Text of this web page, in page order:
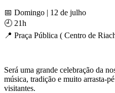
📅 Domingo | 12 de julho
🕘 21h
📍 Praça Pública ( Centro de
Será uma grande celebração da
música, tradição e muito arrasta-
visitantes.